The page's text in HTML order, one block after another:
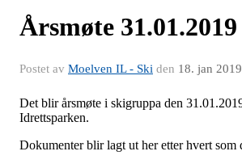
Årsmøte 31.01.2019
Postet av Moelven IL - Ski den 18. jan 2019
Det blir årsmøte i skigruppa den
Idrettsparken.
Dokumenter blir lagt ut her etter hvert som